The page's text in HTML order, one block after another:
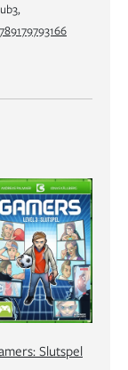
Slutspel